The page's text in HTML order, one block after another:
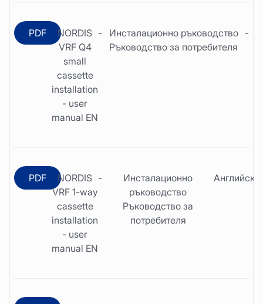
PDF
NORDIS
VRF Q4
small
cassette
installation
- user
manual EN
-
Инсталационно ръководство
Ръководство за потребителя
-
PDF
NORDIS
VRF 1-way
cassette
installation
- user
manual EN
-
Инсталационно
ръководство
Ръководство за
потребителя
Английски